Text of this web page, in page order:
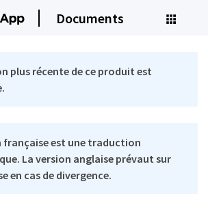
Documents
plus récente de ce produit est
française est une traduction
La version anglaise prévaut sur
en cas de divergence.